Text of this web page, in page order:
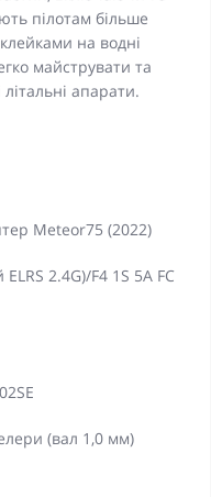
пілотам більше
на водні
майструвати та
апарати.
Meteor75 (2022)
2.4G)/F4 1S 5A FC
(вал 1,0 мм)